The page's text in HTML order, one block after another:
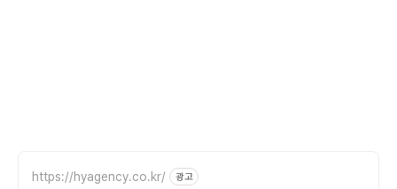
https://hyagency.co.kr/ 광고